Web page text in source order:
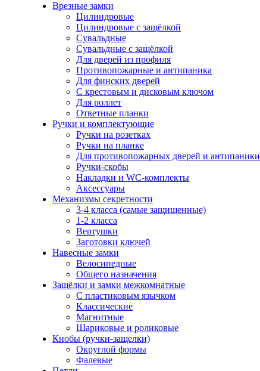
Врезные замки
Цилиндровые
Цилиндровые с защёлкой
Сувальдные
Сувальдные с защёлкой
Для дверей из профиля
Противопожарные и антипаника
Для финских дверей
С крестовым и дисковым ключом
Для роллет
Ответные планки
Ручки и комплектующие
Ручки на розетках
Ручки на планке
Для противопожарных дверей и антипаники
Ручки-скобы
Накладки и WC-комплекты
Аксессуары
Механизмы секретности
3-4 класса (самые защищенные)
1-2 класса
Вертушки
Заготовки ключей
Навесные замки
Велосипедные
Общего назначения
Защёлки и замки межкомнатные
С пластиковым язычком
Классические
Магнитные
Шариковые и роликовые
Кнобы (ручки-защелки)
Округлой формы
Фалевые